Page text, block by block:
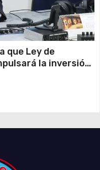
que Ley de
la inversión